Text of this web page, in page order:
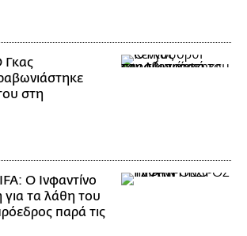
Γκας
στη
Ο Ινφαντίνο
τα λάθη του
παρά τις